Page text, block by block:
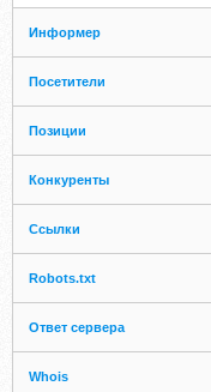
Информер
Посетители
Позиции
Конкуренты
Ссылки
Robots.txt
Ответ сервера
Whois